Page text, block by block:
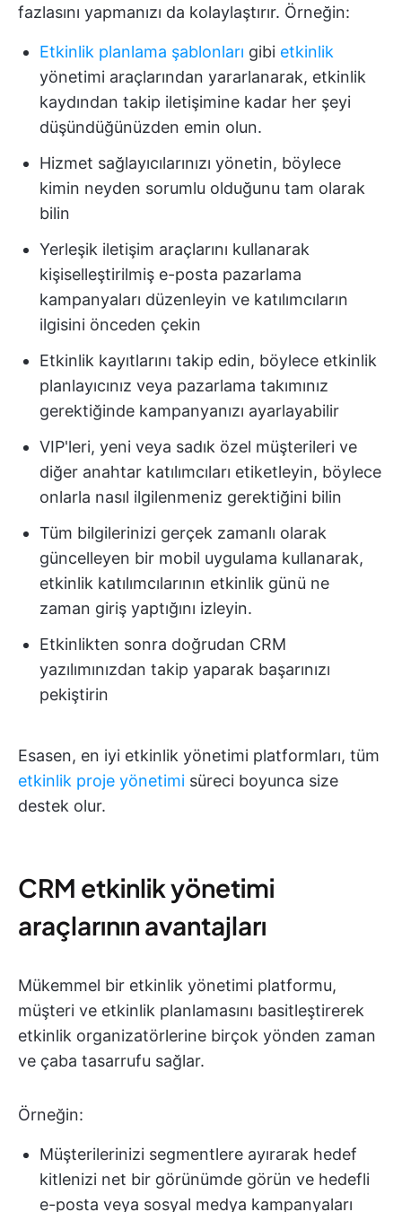
fazlasını yapmanızı da kolaylaştırır. Örneğin:
Etkinlik planlama şablonları gibi etkinlik
yönetimi araçlarından yararlanarak, etkinlik
kaydından takip iletişimine kadar her şeyi
düşündüğünüzden emin olun.
Hizmet sağlayıcılarınızı yönetin, böylece
kimin neyden sorumlu olduğunu tam olarak
bilin
Yerleşik iletişim araçlarını kullanarak
kişiselleştirilmiş e-posta pazarlama
kampanyaları düzenleyin ve katılımcıların
ilgisini önceden çekin
Etkinlik kayıtlarını takip edin, böylece etkinlik
planlayıcınız veya pazarlama takımınız
gerektiğinde kampanyanızı ayarlayabilir
VIP'leri, yeni veya sadık özel müşterileri ve
diğer anahtar katılımcıları etiketleyin, böylece
onlarla nasıl ilgilenmeniz gerektiğini bilin
Tüm bilgilerinizi gerçek zamanlı olarak
güncelleyen bir mobil uygulama kullanarak,
etkinlik katılımcılarının etkinlik günü ne
zaman giriş yaptığını izleyin.
Etkinlikten sonra doğrudan CRM
yazılımınızdan takip yaparak başarınızı
pekiştirin
Esasen, en iyi etkinlik yönetimi platformları, tüm
etkinlik proje yönetimi süreci boyunca size
destek olur.
CRM etkinlik yönetimi
araçlarının avantajları
Mükemmel bir etkinlik yönetimi platformu,
müşteri ve etkinlik planlamasını basitleştirerek
etkinlik organizatörlerine birçok yönden zaman
ve çaba tasarrufu sağlar.
Örneğin:
Müşterilerinizi segmentlere ayırarak hedef
kitlenizi net bir görünümde görün ve hedefli
e-posta veya sosyal medya kampanyaları